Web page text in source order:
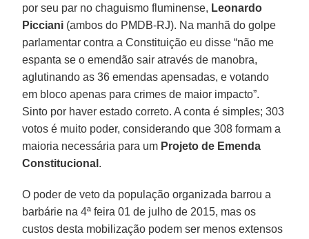
por seu par no chaguismo fluminense, Leonardo
Picciani (ambos do PMDB-RJ). Na manhã do golpe
parlamentar contra a Constituição eu disse “não me
espanta se o emendão sair através de manobra,
aglutinando as 36 emendas apensadas, e votando
em bloco apenas para crimes de maior impacto”.
Sinto por haver estado correto. A conta é simples; 303
votos é muito poder, considerando que 308 formam a
maioria necessária para um Projeto de Emenda
Constitucional .
O poder de veto da população organizada barrou a
barbárie na 4ª feira 01 de julho de 2015, mas os
custos desta mobilização podem ser menos extensos